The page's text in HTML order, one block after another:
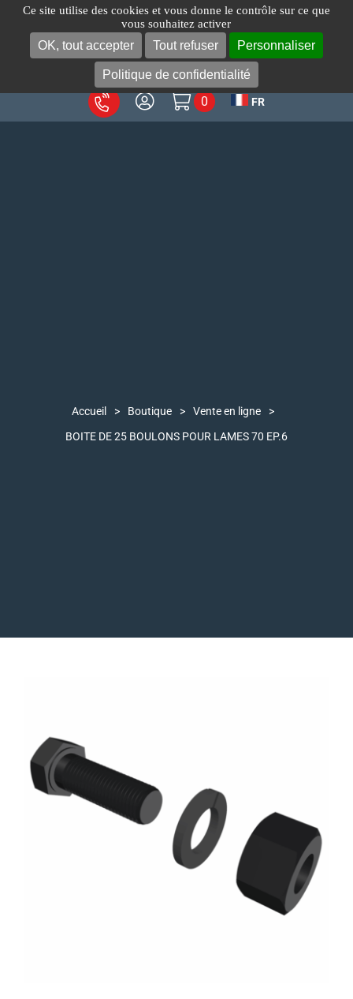
Ce site utilise des cookies et vous donne le contrôle sur ce que
vous souhaitez activer
OK, tout accepter Tout refuser Personnaliser
Politique de confidentialité
Passer
contenu
0 FR
Accueil > Boutique > Vente en ligne
>
BOITE DE 25 BOULONS POUR LAMES 70 EP.6